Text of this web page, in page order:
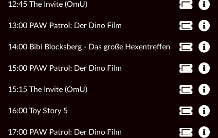
12:45 The Invite (OmU)
13:00 PAW Patrol: Der Dino Film
14:00 Bibi Blocksberg - Das große Hexentreffen
15:00 PAW Patrol: Der Dino Film
15:15 The Invite (OmU)
16:00 Toy Story 5
17:00 PAW Patrol: Der Dino Film